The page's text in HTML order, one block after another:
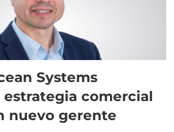
Systems
comercial
nuevo gerente